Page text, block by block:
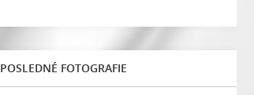
POSLEDNÉ FOTOGRAFIE